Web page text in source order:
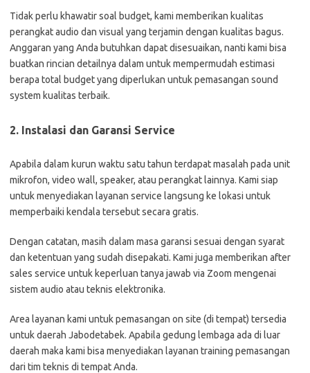
Tidak perlu khawatir soal budget, kami memberikan kualitas
perangkat audio dan visual yang terjamin dengan kualitas bagus.
Anggaran yang Anda butuhkan dapat disesuaikan, nanti kami bisa
buatkan rincian detailnya dalam untuk mempermudah estimasi
berapa total budget yang diperlukan untuk pemasangan sound
system kualitas terbaik.
2. Instalasi dan Garansi Service
Apabila dalam kurun waktu satu tahun terdapat masalah pada unit
mikrofon, video wall, speaker, atau perangkat lainnya. Kami siap
untuk menyediakan layanan service langsung ke lokasi untuk
memperbaiki kendala tersebut secara gratis.
Dengan catatan, masih dalam masa garansi sesuai dengan syarat
dan ketentuan yang sudah disepakati. Kami juga memberikan after
sales service untuk keperluan tanya jawab via Zoom mengenai
sistem audio atau teknis elektronika.
Area layanan kami untuk pemasangan on site (di tempat) tersedia
untuk daerah Jabodetabek. Apabila gedung lembaga ada di luar
daerah maka kami bisa menyediakan layanan training pemasangan
dari tim teknis di tempat Anda.